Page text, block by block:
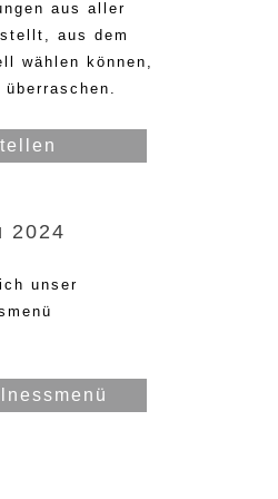
aus aller
aus dem
wählen können,
2024
unser